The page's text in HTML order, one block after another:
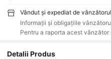
Vândut și expediat de
Informații și obligațiile
Pentru a raporta acest
Detalii Produs